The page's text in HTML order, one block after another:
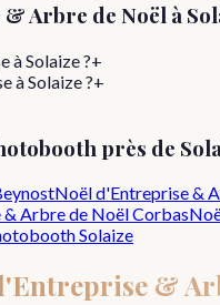
Arbre de Noël à
à Solaize ?+
à Solaize ?+
près de
Noël d'Entreprise &
Arbre de NoëlCorbas
Solaize
&